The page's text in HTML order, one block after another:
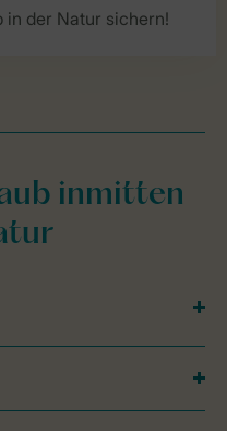
in der Natur sichern!
inmitten